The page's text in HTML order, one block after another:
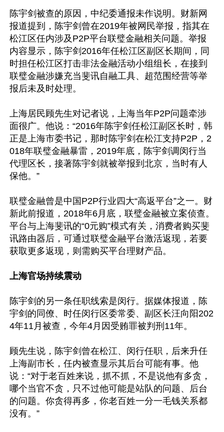
陈宇剑被查的原因，中纪委通报未作说明。财新网
报道提到，陈宇剑曾在2019年被网民举报，指其在
松江区任内涉及P2P平台联璧金融相关问题。举报
内容显示，陈宇剑2016年任松江区副区长期间，同
时担任松江区打击非法金融活动小组组长，在接到
联璧金融涉嫌充当斐讯自融工具、超范围经营等举
报后未及时处理。
上海居民顾先生对记者说，上海当年P2P问题牵涉
面很广。他说：“2016年陈宇剑任松江副区长时，韩
正是上海市委书记，那时陈宇剑在松江支持P2P，2
018年联璧金融暴雷，2019年底，陈宇剑调闵行当
代理区长，接著陈宇剑就被举报到北京，当时有人
保他。”
联璧金融曾是中国P2P行业四大“高返平台”之一。财
新此前报道，2018年6月底，联璧金融被立案侦查。
平台与上海斐讯的“0元购”模式有关，消费者购买斐
讯路由器后，可通过联璧金融平台激活返现，若要
获取更多返现，则需购买平台理财产品。
上海官场持续震动
陈宇剑的另一条任职线索是闵行。据媒体报道，陈
宇剑的同僚、时任闵行区委常委、副区长汪向阳202
4年11月被查，今年4月因受贿罪被判刑11年。
顾先生说，陈宇剑曾在松江、闵行任职，后来升任
上海副市长，任内被查显示其后台可能有事。他
说：“对于老百姓来说，抓不抓，不是说他有多贪，
哪个当官不贪，只不过他可能是站队的问题、后台
的问题。你贪得再多，你老百姓一分一毛钱关系都
没有。”